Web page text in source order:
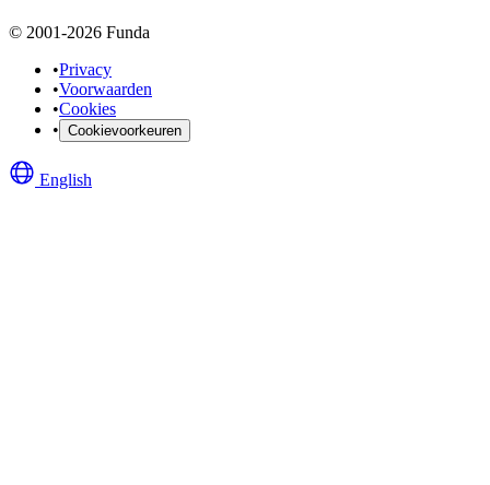
© 2001-2026 Funda
•Privacy
•Voorwaarden
•Cookies
• Cookievoorkeuren
English